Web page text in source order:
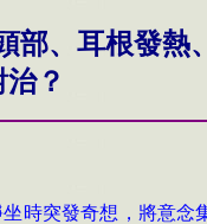
部、耳根發熱
？
時突發奇想，將意念